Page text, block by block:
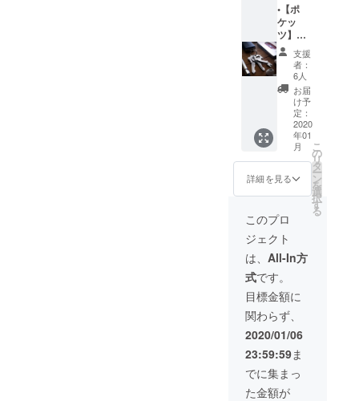
•【ポ
ケッ
ツ】３
つ
☆1500
円割引
☆ 6000
料は込
みにな
りま
す。
支援
者：
6人
お届
け予
定：
2020
年01
月
詳細を見る
こ
の
リ
タ
ー
ン
を
選
択
す
る
このプロ
ジェクト
は、 All-In方
式です。
目標金額に
関わらず、
2020/01/06
23:59:59ま
でに集まっ
た金額が